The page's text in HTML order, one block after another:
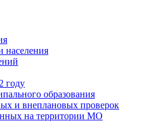
населения
году
образования
и внеплановых проверок
на территории МО